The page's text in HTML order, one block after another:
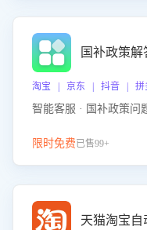
国补政策
淘宝 | 京东 | 抖音 | 拼
智能客服 · 国补政策问
限时免费已售99+
天猫淘宝自